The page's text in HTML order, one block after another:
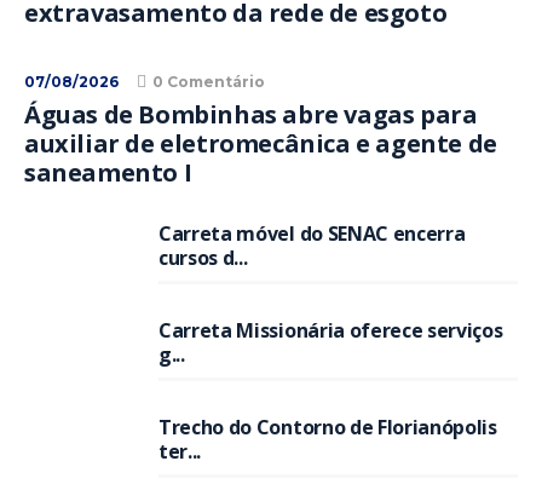
extravasamento da rede de esgoto
07/08/2026 0 Comentário
Águas de Bombinhas abre vagas para
auxiliar de eletromecânica e agente de
saneamento I
Carreta móvel do SENAC encerra
cursos d...
Carreta Missionária oferece serviços
g...
Trecho do Contorno de Florianópolis
ter...